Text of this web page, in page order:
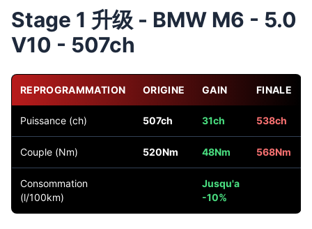
Stage 1 升级 - BMW M6 - 5.0
V10 - 507ch
REPROGRAMMATION ORIGINE GAIN FINALE
Puissance (ch) 507ch 31ch 538ch
Couple (Nm) 520Nm 48Nm 568Nm
Consommation
(l/100km)
Jusqu'a
-10%